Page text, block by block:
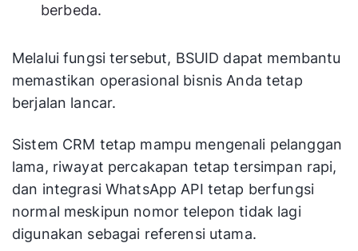
berbeda.
Melalui fungsi tersebut, BSUID dapat membantu
memastikan operasional bisnis Anda tetap
berjalan lancar.
Sistem CRM tetap mampu mengenali pelanggan
lama, riwayat percakapan tetap tersimpan rapi,
dan integrasi WhatsApp API tetap berfungsi
normal meskipun nomor telepon tidak lagi
digunakan sebagai referensi utama.